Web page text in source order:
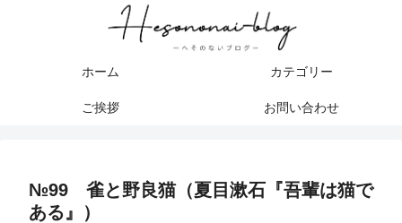
ホーム カテゴリー
ご挨拶 お問い合わせ
№99 雀と野良猫（夏目漱石『吾輩は猫で
ある』）